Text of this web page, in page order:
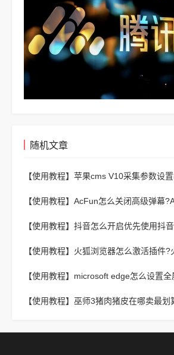
随机文章
【使用教程】 苹果cms V10采集参数设
【使用教程】 AcFun怎么关闭高级弹幕
【使用教程】 抖音怎么开启优先使用抖
【使用教程】 火狐浏览器怎么激活插件?
【使用教程】 microsoft edge怎么设置
【使用教程】 巫师3猪肉猪皮在哪卖最划